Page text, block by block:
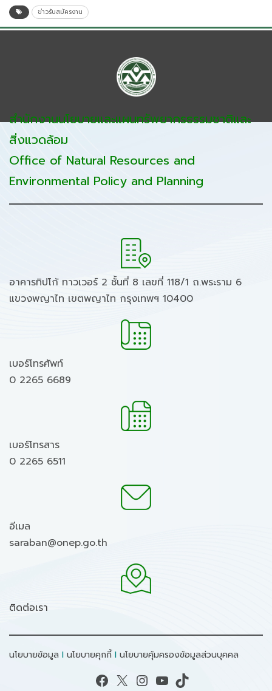
ข่าวรับสมัครงาน
สำนักงานนโยบายและแผนทรัพยากรธรรมชาติและ
สิ่งแวดล้อม
Office of Natural Resources and
Environmental Policy and Planning
อาคารทิปโก้ ทาวเวอร์ 2 ชั้นที่ 8 เลขที่ 118/1 ถ.พระราม 6
แขวงพญาไท เขตพญาไท กรุงเทพฯ 10400
เบอร์โทรศัพท์
0 2265 6689
เบอร์โทรสาร
0 2265 6511
อีเมล
saraban@onep.go.th
ติดต่อเรา
นโยบายข้อมูล I นโยบายคุกกี้ I นโยบายคุ้มครองข้อมูลส่วนบุคคล
Facebook X Instagram YouTube TikTok